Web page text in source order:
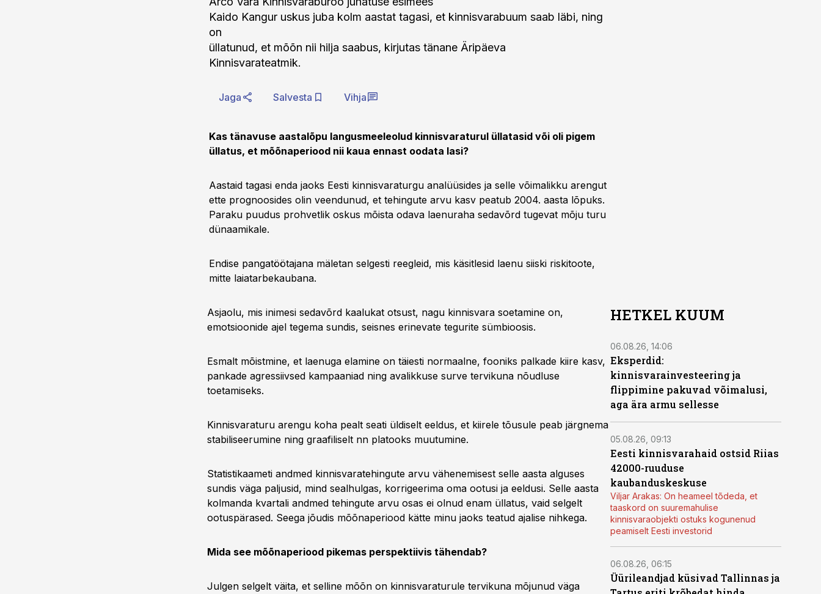
Kaido Kangur uskus juba kolm aastat tagasi, et kinnisvarabuum saab läbi, ning
on
üllatunud, et mõõn nii hilja saabus, kirjutas tänane Äripäeva
Kinnisvarateatmik.
Jaga Salvesta Vihja
Kas tänavuse aastalõpu langusmeeleolud kinnisvaraturul üllatasid või oli pigem
üllatus, et mõõnaperiood nii kaua ennast oodata lasi?
Aastaid tagasi enda jaoks Eesti kinnisvaraturgu analüüsides ja selle võimalikku arengut
ette prognoosides olin veendunud, et tehingute arvu kasv peatub 2004. aasta lõpuks.
Paraku puudus prohvetlik oskus mõista odava laenuraha sedavõrd tugevat mõju turu
dünaamikale.
Endise pangatöötajana mäletan selgesti reegleid, mis käsitlesid laenu siiski riskitoote,
mitte laiatarbekaubana.
Asjaolu, mis inimesi sedavõrd kaalukat otsust, nagu kinnisvara soetamine on,
emotsioonide ajel tegema sundis, seisnes erinevate tegurite sümbioosis.
Esmalt mõistmine, et laenuga elamine on täiesti normaalne, fooniks palkade kiire kasv,
pankade agressiivsed kampaaniad ning avalikkuse surve tervikuna nõudluse
toetamiseks.
Kinnisvaraturu arengu koha pealt seati üldiselt eeldus, et kiirele tõusule peab järgnema
stabiliseerumine ning graafiliselt nn platooks muutumine.
Statistikaameti andmed kinnisvaratehingute arvu vähenemisest selle aasta alguses
sundis väga paljusid, mind sealhulgas, korrigeerima oma ootusi ja eeldusi. Selle aasta
kolmanda kvartali andmed tehingute arvu osas ei olnud enam üllatus, vaid selgelt
ootuspärased. Seega jõudis mõõnaperiood kätte minu jaoks teatud ajalise nihkega.
Mida see mõõnaperiood pikemas perspektiivis tähendab?
Julgen selgelt väita, et selline mõõn on kinnisvaraturule tervikuna mõjunud väga
HETKEL KUUM
06.08.26, 14:06
Eksperdid:
kinnisvarainvesteering ja
flippimine pakuvad võimalusi,
aga ära armu sellesse
05.08.26, 09:13
Eesti kinnisvarahaid ostsid Riias
42000-ruuduse
kaubanduskeskuse
Viljar Arakas: On heameel tõdeda, et
taaskord on suuremahulise
kinnisvaraobjekti ostuks kogunenud
peamiselt Eesti investorid
06.08.26, 06:15
Üürileandjad küsivad Tallinnas ja